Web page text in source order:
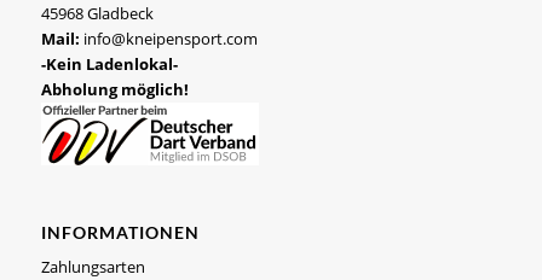
45968 Gladbeck
Mail: info@kneipensport.com
-Kein Ladenlokal-
Abholung möglich!
INFORMATIONEN
Zahlungsarten